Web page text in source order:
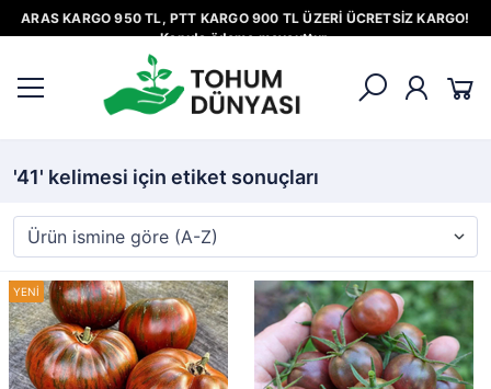
ARAS KARGO 950 TL, PTT KARGO 900 TL ÜZERİ ÜCRETSİZ KARGO!
Kapıda ödeme mevcuttur.
'41' kelimesi için etiket sonuçları